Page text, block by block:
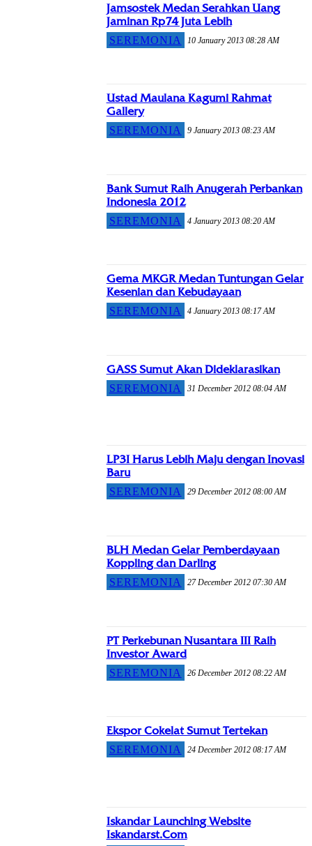
Jamsostek Medan Serahkan Uang
Jaminan Rp74 Juta Lebih
SEREMONIA 10 January 2013 08:28 AM
Ustad Maulana Kagumi Rahmat
Gallery
SEREMONIA 9 January 2013 08:23 AM
Bank Sumut Raih Anugerah Perbankan
Indonesia 2012
SEREMONIA 4 January 2013 08:20 AM
Gema MKGR Medan Tuntungan Gelar
Kesenian dan Kebudayaan
SEREMONIA 4 January 2013 08:17 AM
GASS Sumut Akan Dideklarasikan
SEREMONIA 31 December 2012 08:04 AM
LP3I Harus Lebih Maju dengan Inovasi
Baru
SEREMONIA 29 December 2012 08:00 AM
BLH Medan Gelar Pemberdayaan
Koppling dan Darling
SEREMONIA 27 December 2012 07:30 AM
PT Perkebunan Nusantara III Raih
Investor Award
SEREMONIA 26 December 2012 08:22 AM
Ekspor Cokelat Sumut Tertekan
SEREMONIA 24 December 2012 08:17 AM
Iskandar Launching Website
Iskandarst.Com